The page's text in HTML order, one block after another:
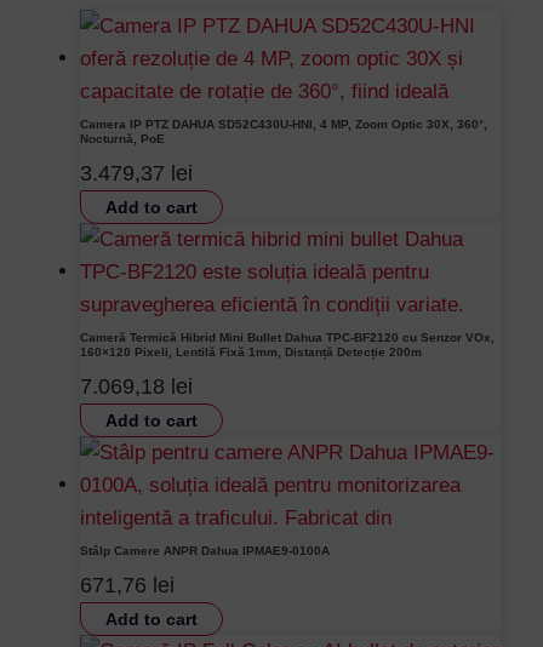
Camera IP PTZ DAHUA SD52C430U-HNI, 4 MP, Zoom Optic 30X, 360°,
Nocturnă, PoE
3.479,37 lei
Add to cart
Cameră Termică Hibrid Mini Bullet Dahua TPC-BF2120 cu Senzor VOx,
160×120 Pixeli, Lentilă Fixă 1mm, Distanță Detecție 200m
7.069,18 lei
Add to cart
Stâlp Camere ANPR Dahua IPMAE9-0100A
671,76 lei
Add to cart